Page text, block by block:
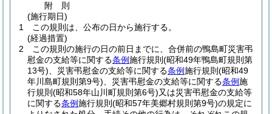
附 則
(施行期日)
1
この規則は、公布の日から施行する。
(経過措置)
2
この規則の施行の日の前日までに、合併前の鴨島町災害弔
慰金の支給等に関する条例施行規則 (昭和49年鴨島町規則第
13号) 、災害弔慰金の支給等に関する条例施行規則 (昭和49
年川島町規則第9号) 、災害弔慰金の支給等に関する条例施
行規則 (昭和58年山川町規則第6号)又は災害弔慰金の支給等
に関する条例施行規則 (昭和57年美郷村規則第9号)の規定に